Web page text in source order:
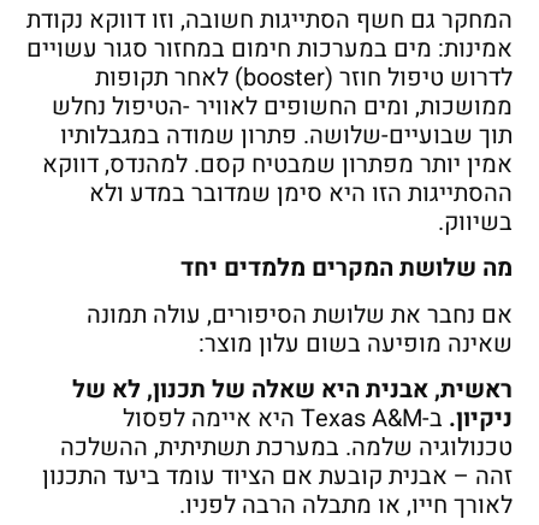
המחקר גם חשף הסתייגות חשובה, וזו דווקא נקודת
אמינות: מים במערכות חימום במחזור סגור עשויים
לדרוש טיפול חוזר (booster) לאחר תקופות
ממושכות, ומים החשופים לאוויר -הטיפול נחלש
תוך שבועיים-שלושה. פתרון שמודה במגבלותיו
אמין יותר מפתרון שמבטיח קסם. למהנדס, דווקא
ההסתייגות הזו היא סימן שמדובר במדע ולא
בשיווק.
מה שלושת המקרים מלמדים יחד
אם נחבר את שלושת הסיפורים, עולה תמונה
שאינה מופיעה בשום עלון מוצר:
ראשית, אבנית היא שאלה של תכנון, לא של
ניקיון.
ב-Texas A&M היא איימה לפסול
טכנולוגיה שלמה. במערכת תשתיתית, ההשלכה
זהה – אבנית קובעת אם הציוד עומד ביעד התכנון
לאורך חייו, או מתבלה הרבה לפניו.